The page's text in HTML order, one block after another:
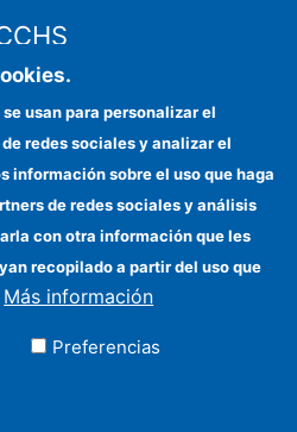
institucional
FEDER
financiadores
Contacto
llegar
usan para personalizar el
redes sociales y analizar el
información sobre el uso que haga
de redes sociales y análisis
con otra información que les
recopilado a partir del uso que
Más información
Preferencias